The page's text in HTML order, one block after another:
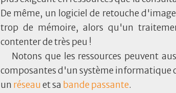
De même, un logiciel de retouche
trop de mémoire, alors qu'un
contenter de très peu !
Notons que les ressources peuvent
composantes d'un système informatique
un réseauet sa bande passante.